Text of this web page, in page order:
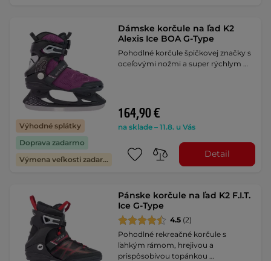
Výhodné splátky
Doprava zadarmo
Výmena veľkosti zadarmo
Dámske korčule na ľad K2
Alexis Ice BOA G-Type
Pohodlné korčule špičkovej značky s
oceľovými nožmi a super rýchlym …
164,90 €
na sklade – 11.8. u Vás
Detail
Pánske korčule na ľad K2 F.I.T.
Ice G-Type
4.5 (2)
Pohodlné rekreačné korčule s
ľahkým rámom, hrejivou a
prispôsobivou topánkou …